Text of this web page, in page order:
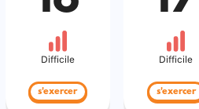
Difficile
s'exercer
Difficile
s'exercer